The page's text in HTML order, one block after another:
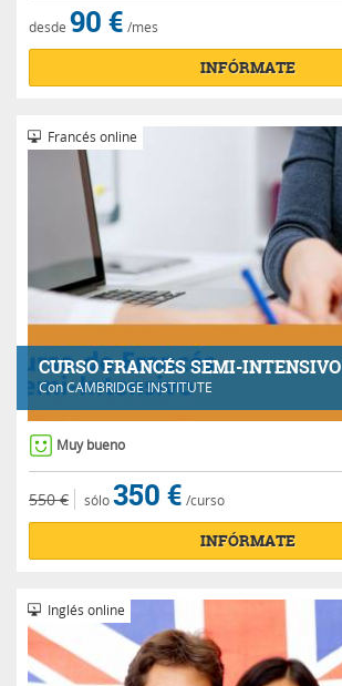
desde 90 € /mes
INFÓRMATE
CURSO FRANCÉS SEMI-INTENSIVO
ConCAMBRIDGE INSTITUTE
Francés online
Muy bueno
550 € sólo350 € /curso
INFÓRMATE
Inglés online